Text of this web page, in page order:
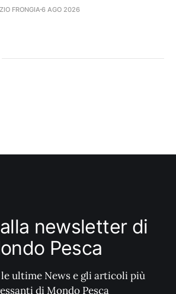
delle manche stagionali da
scritta il comitato di Sassari che,
FRONGIA6 AGO 2026
newsletter di
Pesca
ultime News e gli articoli più
di Mondo Pesca